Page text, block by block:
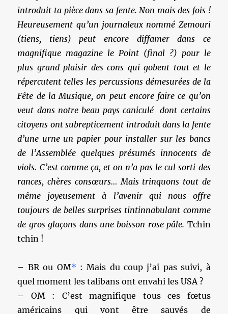
introduit ta pièce dans sa fente. Non mais des fois !
Heureusement qu’un journaleux nommé Zemouri
(tiens, tiens) peut encore diffamer dans ce
magnifique magazine le Point (final ?) pour le
plus grand plaisir des cons qui gobent tout et le
répercutent telles les percussions démesurées de la
Fête de la Musique, on peut encore faire ce qu’on
veut dans notre beau pays caniculé dont certains
citoyens ont subrepticement introduit dans la fente
d’une urne un papier pour installer sur les bancs
de l’Assemblée quelques présumés innocents de
viols. C’est comme ça, et on n’a pas le cul sorti des
rances, chères consœurs… Mais trinquons tout de
même joyeusement à l’avenir qui nous offre
toujours de belles surprises tintinnabulant comme
de gros glaçons dans une boisson rose pâle. Tchin
tchin !
– BR ou OM* : Mais du coup j’ai pas suivi, à
quel moment les talibans ont envahi les USA ?
– OM : C’est magnifique tous ces fœtus
américains qui vont être sauvés de